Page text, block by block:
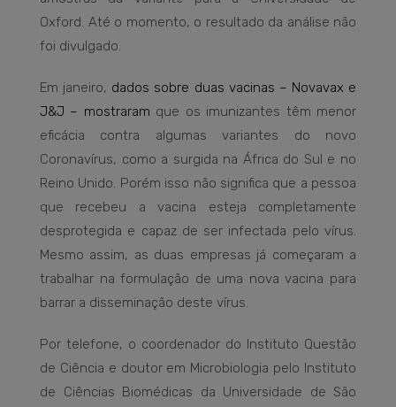
Oxford. Até o momento, o resultado da análise não
foi divulgado.
Em janeiro, dados sobre duas vacinas – Novavax e
J&J – mostraram que os imunizantes têm menor
eficácia contra algumas variantes do novo
Coronavírus, como a surgida na África do Sul e no
Reino Unido. Porém isso não significa que a pessoa
que recebeu a vacina esteja completamente
desprotegida e capaz de ser infectada pelo vírus.
Mesmo assim, as duas empresas já começaram a
trabalhar na formulação de uma nova vacina para
barrar a disseminação deste vírus.
Por telefone, o coordenador do Instituto Questão
de Ciência e doutor em Microbiologia pelo Instituto
de Ciências Biomédicas da Universidade de São